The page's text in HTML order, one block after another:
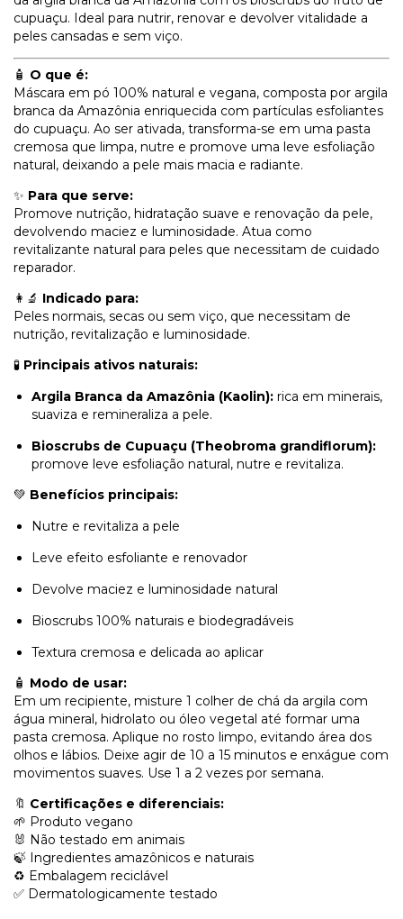
cupuaçu. Ideal para nutrir, renovar e devolver vitalidade a
peles cansadas e sem viço.
🧴 O que é:
Máscara em pó 100% natural e vegana, composta por argila
branca da Amazônia enriquecida com partículas esfoliantes
do cupuaçu. Ao ser ativada, transforma-se em uma pasta
cremosa que limpa, nutre e promove uma leve esfoliação
natural, deixando a pele mais macia e radiante.
✨ Para que serve:
Promove nutrição, hidratação suave e renovação da pele,
devolvendo maciez e luminosidade. Atua como
revitalizante natural para peles que necessitam de cuidado
reparador.
👩‍🔬 Indicado para:
Peles normais, secas ou sem viço, que necessitam de
nutrição, revitalização e luminosidade.
🧪 Principais ativos naturais:
Argila Branca da Amazônia (Kaolin): rica em minerais,
suaviza e remineraliza a pele.
Bioscrubs de Cupuaçu (Theobroma grandiflorum):
promove leve esfoliação natural, nutre e revitaliza.
💚 Benefícios principais:
Nutre e revitaliza a pele
Leve efeito esfoliante e renovador
Devolve maciez e luminosidade natural
Bioscrubs 100% naturais e biodegradáveis
Textura cremosa e delicada ao aplicar
🧴 Modo de usar:
Em um recipiente, misture 1 colher de chá da argila com
água mineral, hidrolato ou óleo vegetal até formar uma
pasta cremosa. Aplique no rosto limpo, evitando área dos
olhos e lábios. Deixe agir de 10 a 15 minutos e enxágue com
movimentos suaves. Use 1 a 2 vezes por semana.
🔖 Certificações e diferenciais:
🌱 Produto vegano
🐰 Não testado em animais
🍃 Ingredientes amazônicos e naturais
♻️ Embalagem reciclável
✅ Dermatologicamente testado